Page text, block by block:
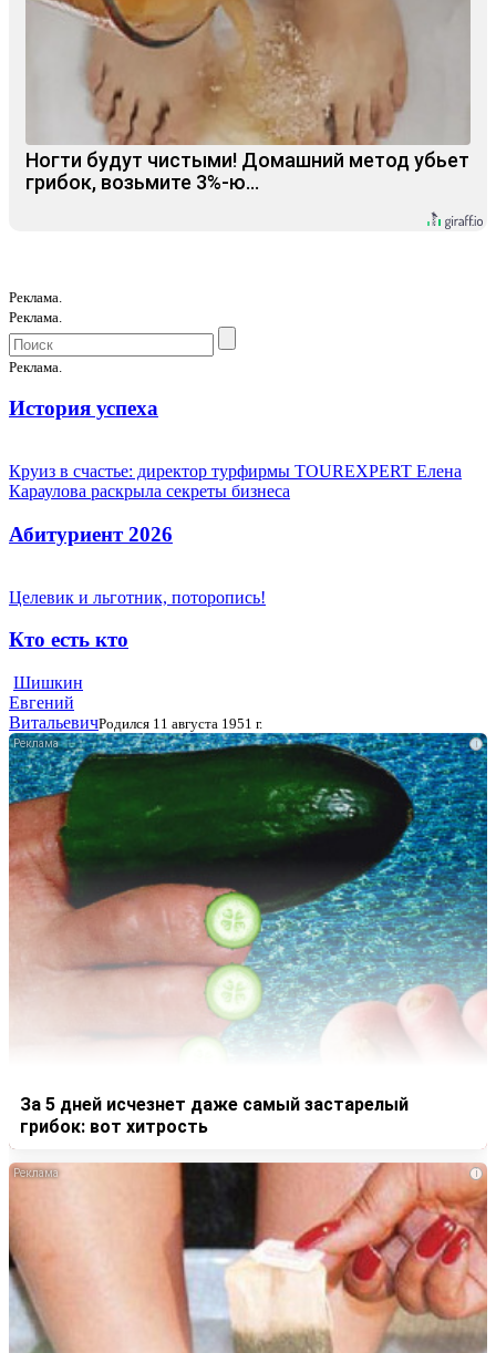
Ногти будут чистыми! Домашний метод убьет
грибок, возьмите 3%-ю…
Реклама.
Реклама.
Реклама.
История успеха
Круиз в счастье: директор турфирмы TOUREXPERT Елена
Караулова раскрыла секреты бизнеса
Абитуриент 2026
Целевик и льготник, поторопись!
Кто есть кто
Шишкин
Евгений
ВитальевичРодился 11 августа 1951 г.
i
За 5 дней исчезнет даже самый застарелый
грибок: вот хитрость
i